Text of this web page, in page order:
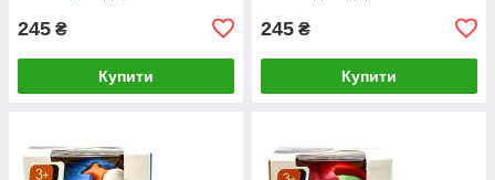
245 ₴
Купити
245 ₴
Купити